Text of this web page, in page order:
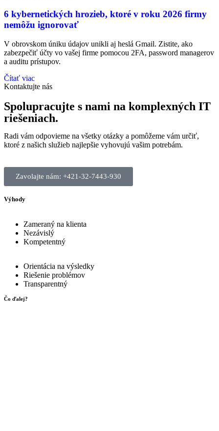
6 kybernetických hrozieb, ktoré v roku 2026 firmy
nemôžu ignorovať
V obrovskom úniku údajov unikli aj heslá Gmail. Zistite, ako
zabezpečiť účty vo vašej firme pomocou 2FA, password managerov
a auditu prístupov.
Čítať viac
Kontaktujte nás
Spolupracujte s nami na komplexných IT
riešeniach.
Radi vám odpovieme na všetky otázky a pomôžeme vám určiť,
ktoré z našich služieb najlepšie vyhovujú vašim potrebám.
Zavolajte nám: +421-32-7443-930
Výhody
Zameraný na klienta
Nezávislý
Kompetentný
Orientácia na výsledky
Riešenie problémov
Transparentný
Čo ďalej?